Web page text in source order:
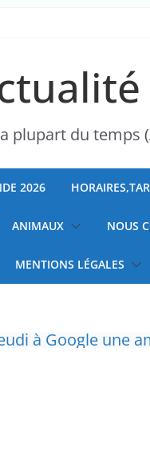
plupart du temps
2026
ANIMAUX NOUS
MENTIONS LÉGALES
les Landes, la